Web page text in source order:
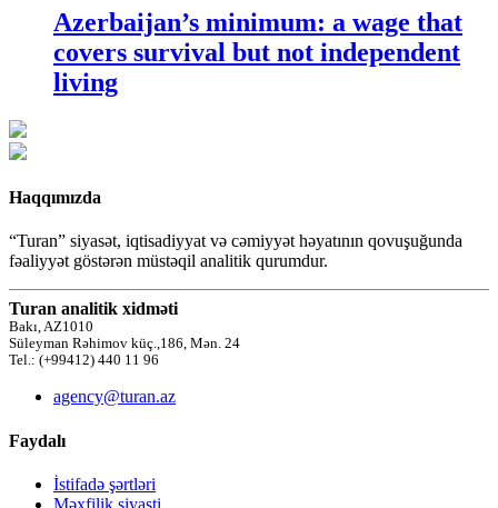
Azerbaijan’s minimum: a wage that
covers survival but not independent
living
Haqqımızda
“Turan” siyasət, iqtisadiyyat və cəmiyyət həyatının qovuşuğunda
fəaliyyət göstərən müstəqil analitik qurumdur.
Turan analitik xidməti
Bakı, AZ1010
Süleyman Rəhimov küç.,186, Mən. 24
Tel.: (+99412) 440 11 96
agency@turan.az
Faydalı
İstifadə şərtləri
Məxfilik siyasti